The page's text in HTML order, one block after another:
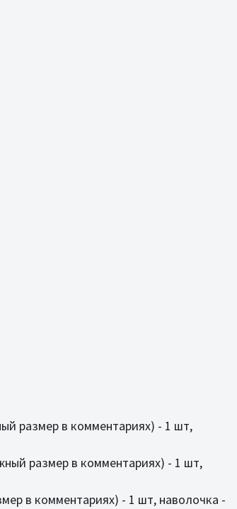
размер в комментариях) - 1 шт,
размер в комментариях) - 1 шт,
в комментариях) - 1 шт, наволочка -